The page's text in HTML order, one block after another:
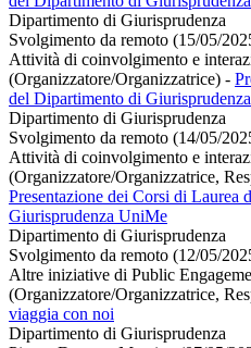
Dipartimento di Giurisprudenza
Svolgimento da remoto (15/05/
Attività di coinvolgimento e
(Organizzatore/Organizzatrice) -
del Dipartimento di
Dipartimento di Giurisprudenza
Svolgimento da remoto (14/05/
Attività di coinvolgimento e
(Organizzatore/Organizzatrice,
Presentazione dei Corsi di Laurea
Giurisprudenza UniMe
Dipartimento di Giurisprudenza
Svolgimento da remoto (12/05/
Altre iniziative di Public
(Organizzatore/Organizzatrice,
viaggia con noi
Dipartimento di Giurisprudenza